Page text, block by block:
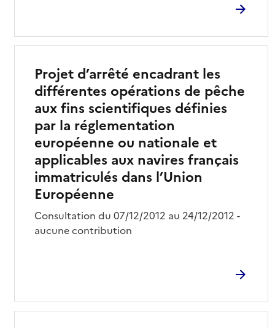
Projet d’arrêté encadrant les
différentes opérations de pêche
aux fins scientifiques définies
par la réglementation
européenne ou nationale et
applicables aux navires français
immatriculés dans l’Union
Européenne
Consultation du 07/12/2012 au 24/12/2012 -
aucune contribution